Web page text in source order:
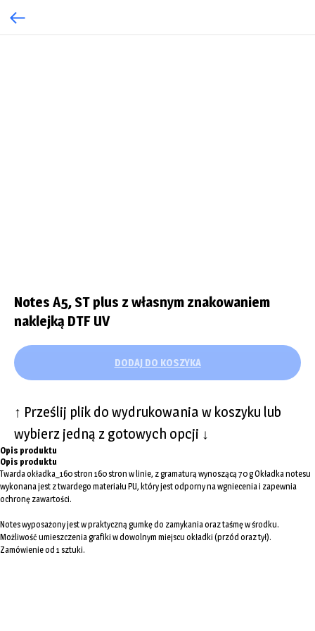
Notes A5, ST plus z własnym znakowaniem
naklejką DTF UV
DODAJ DO KOSZYKA
↑ Prześlij plik do wydrukowania w koszyku lub
wybierz jedną z gotowych opcji ↓
Opis produktu
Opis produktu
Twarda okładka_160 stron 160 stron w linie, z gramaturą wynoszącą 70 g Okładka notesu
wykonana jest z twardego materiału PU, który jest odporny na wgniecenia i zapewnia
ochronę zawartości.
Notes wyposażony jest w praktyczną gumkę do zamykania oraz taśmę w środku.
Możliwość umieszczenia grafiki w dowolnym miejscu okładki (przód oraz tył).
Zamówienie od 1 sztuki.